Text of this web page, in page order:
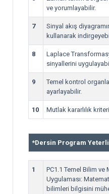
ve yorumlayabilir.
7
Sinyal akış
kullanarak
8
Laplace
sinyallerini
9
Temel kontrol
ayarlayabilir.
10 Mutlak kararlılık
*Dersin Program
1
PC1.1 Temel Bilim ve
Uygulaması:
bilimleri bilgisini